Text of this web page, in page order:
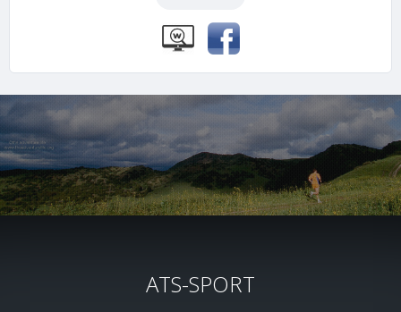
ATS-SPORT